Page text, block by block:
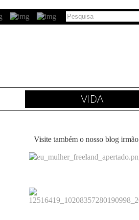
VIDA
Visite também o nosso blog irmão